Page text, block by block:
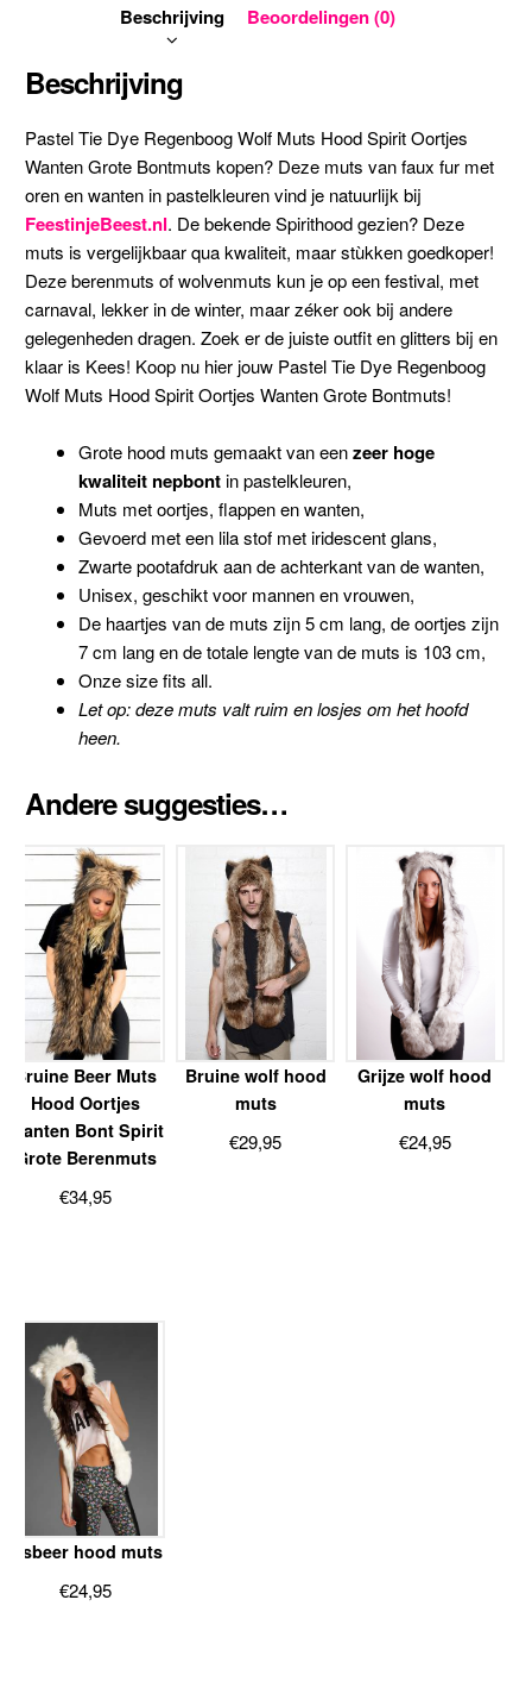
Beschrijving Beoordelingen (0)
Beschrijving
Pastel Tie Dye Regenboog Wolf Muts Hood Spirit Oortjes
Wanten Grote Bontmuts kopen? Deze muts van faux fur met
oren en wanten in pastelkleuren vind je natuurlijk bij
FeestinjeBeest.nl. De bekende Spirithood gezien? Deze
muts is vergelijkbaar qua kwaliteit, maar stùkken goedkoper!
Deze berenmuts of wolvenmuts kun je op een festival, met
carnaval, lekker in de winter, maar zéker ook bij andere
gelegenheden dragen. Zoek er de juiste outfit en glitters bij en
klaar is Kees! Koop nu hier jouw Pastel Tie Dye Regenboog
Wolf Muts Hood Spirit Oortjes Wanten Grote Bontmuts!
Grote hood muts gemaakt van eenzeer hoge
kwaliteit nepbontin pastelkleuren,
Muts met oortjes, flappen en wanten,
Gevoerd met een lila stof met iridescent glans,
Zwarte pootafdruk aan de achterkant van de wanten,
Unisex, geschikt voor mannen en vrouwen,
De haartjes van de muts zijn 5 cm lang, de oortjes zijn
7 cm lang en de totale lengte van de muts is 103 cm,
Onze size fits all.
Let op: deze muts valt ruim en losjes om het hoofd
heen.
Andere suggesties…
Bruine Beer Muts
Hood Oortjes
Wanten Bont Spirit
Grote Berenmuts
€34,95
Bruine wolf hood
muts
€29,95
Grijze wolf hood
muts
€24,95
IJsbeer hood muts
€24,95